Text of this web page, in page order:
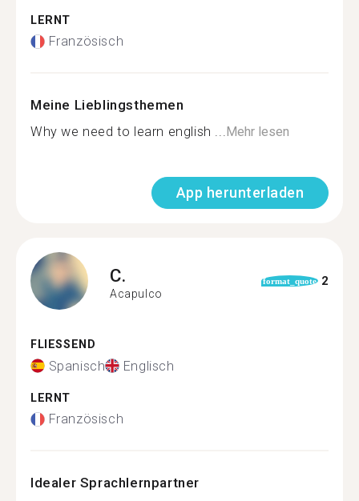
LERNT
Französisch
Meine Lieblingsthemen
Why we need to learn english ...Mehr lesen
App herunterladen
C.
Acapulco
format_quote 2
FLIESSEND
Spanisch Englisch
LERNT
Französisch
Idealer Sprachlernpartner